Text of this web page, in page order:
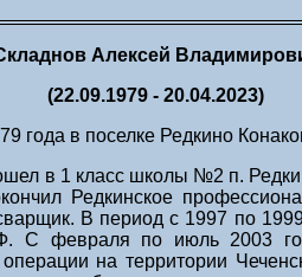
Алексей
(22.09.1979 - 20.04.2023)
года в поселке Редкино
в 1 класс школы №2 п.
Редкинское
В период с 1997 по
С февраля по июль 2003
операции на территории